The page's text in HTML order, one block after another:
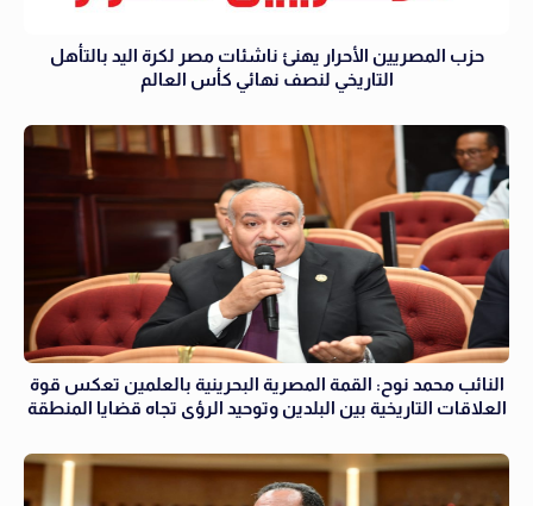
حزب المصريين الأحرار يهنئ ناشئات مصر لكرة اليد بالتأهل
التاريخي لنصف نهائي كأس العالم
النائب محمد نوح: القمة المصرية البحرينية بالعلمين تعكس قوة
العلاقات التاريخية بين البلدين وتوحيد الرؤى تجاه قضايا المنطقة